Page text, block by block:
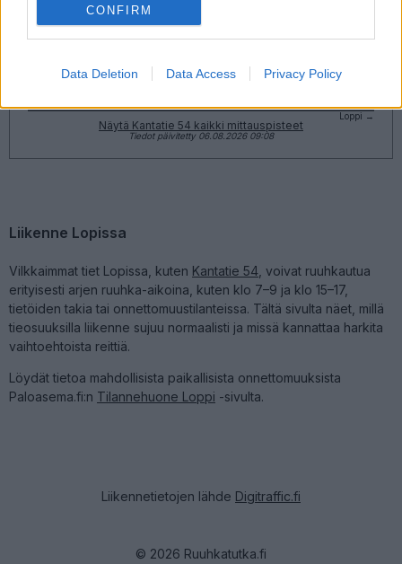
CONFIRM
Data Deletion Data Access Privacy Policy
Yleiskuvassa huomioitu mittauspisteet välillä Loppi - Loppi
Liikenne mittauspisteittäin
<
Loppi →
Näytä Kantatie 54 kaikki mittauspisteet
Tiedot päivitetty 06.08.2026 09:08
Liikenne Lopissa
Vilkkaimmat tiet Lopissa, kuten Kantatie 54 , voivat ruuhkautua
erityisesti arjen ruuhka-aikoina, kuten klo 7–9 ja klo 15–17,
tietöiden takia tai onnettomuustilanteissa. Tältä sivulta näet, millä
tieosuuksilla liikenne sujuu normaalisti ja missä kannattaa harkita
vaihtoehtoista reittiä.
Löydät tietoa mahdollisista paikallisista onnettomuuksista
Paloasema.fi:n Tilannehuone Loppi -sivulta.
Liikennetietojen lähde Digitraffic.fi
© 2026 Ruuhkatutka.fi